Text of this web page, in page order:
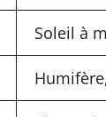
Soleil à